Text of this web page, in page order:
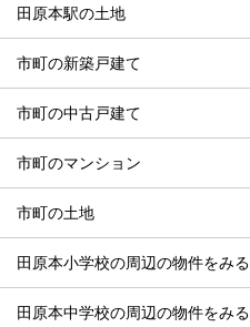
田原本駅の土地
市町の新築戸建て
市町の中古戸建て
市町のマンション
市町の土地
田原本小学校の周辺の物件をみる
田原本中学校の周辺の物件をみる